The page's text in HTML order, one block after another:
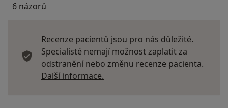
6 názorů
Recenze pacientů jsou pro nás důležité.
Specialisté nemají možnost zaplatit za
odstranění nebo změnu recenze pacienta.
Další informace.